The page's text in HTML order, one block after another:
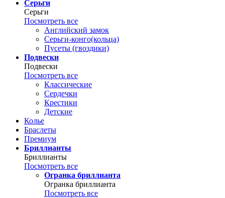
Серьги
Серьги
Посмотреть все
Английский замок
Серьги-конго(кольца)
Пусеты (гвоздики)
Подвески
Подвески
Посмотреть все
Классические
Сердечки
Крестики
Детские
Колье
Браслеты
Премиум
Бриллианты
Бриллианты
Посмотреть все
Огранка бриллианта
Огранка бриллианта
Посмотреть все